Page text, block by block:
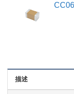
描述